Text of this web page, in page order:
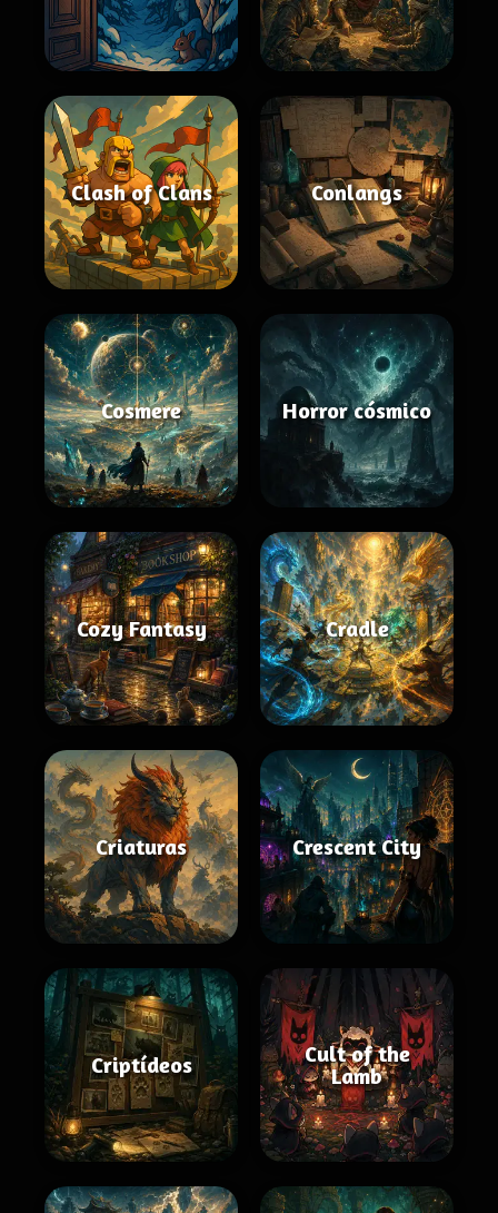
Clash of Clans Conlangs
Cosmere Horror cósmico
Cozy Fantasy Cradle
Criaturas Crescent City
Criptídeos
Cult of the
Lamb